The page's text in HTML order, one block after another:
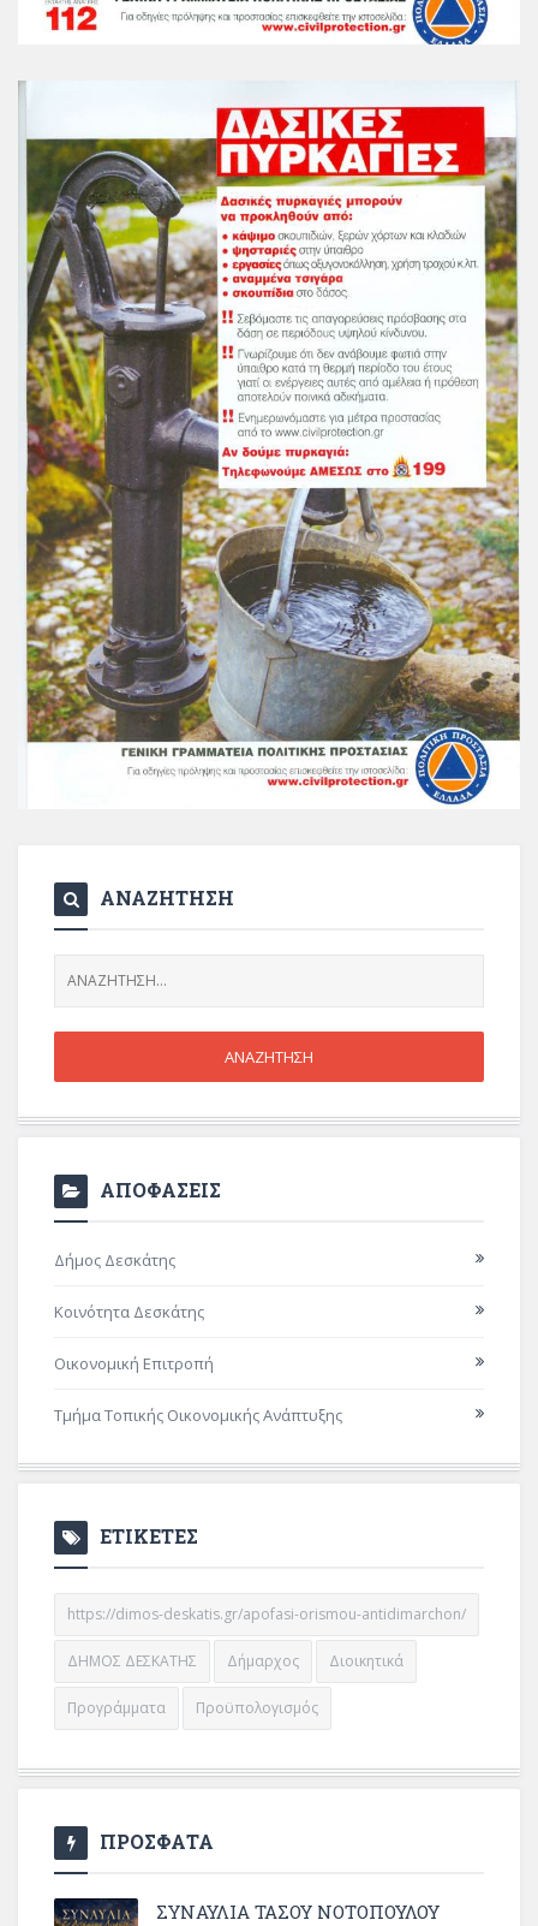
ΑΝΑΖΗΤΗΣΗ
ΑΠΟΦΑΣΕΙΣ
Δήμος Δεσκάτης
Κοινότητα Δεσκάτης
Οικονομική Επιτροπή
Τμήμα Τοπικής Οικονομικής Ανάπτυξης
ΕΤΙΚΕΤΕΣ
https://dimos-deskatis.gr/apofasi-orismou-antidimarchon/
ΔΗΜΟΣ ΔΕΣΚΑΤΗΣ Δήμαρχος Διοικητικά
Προγράμματα Προϋπολογισμός
ΠΡΟΣΦΑΤΑ
ΣΥΝΑΥΛΙΑ ΤΑΣΟΥ ΝΟΤΟΠΟΥΛΟΥ